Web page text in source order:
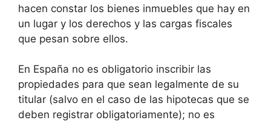
hacen constar los bienes inmuebles que hay en
un lugar y los derechos y las cargas fiscales
que pesan sobre ellos.
En España no es obligatorio inscribir las
propiedades para que sean legalmente de su
titular (salvo en el caso de las hipotecas que se
deben registrar obligatoriamente); no es